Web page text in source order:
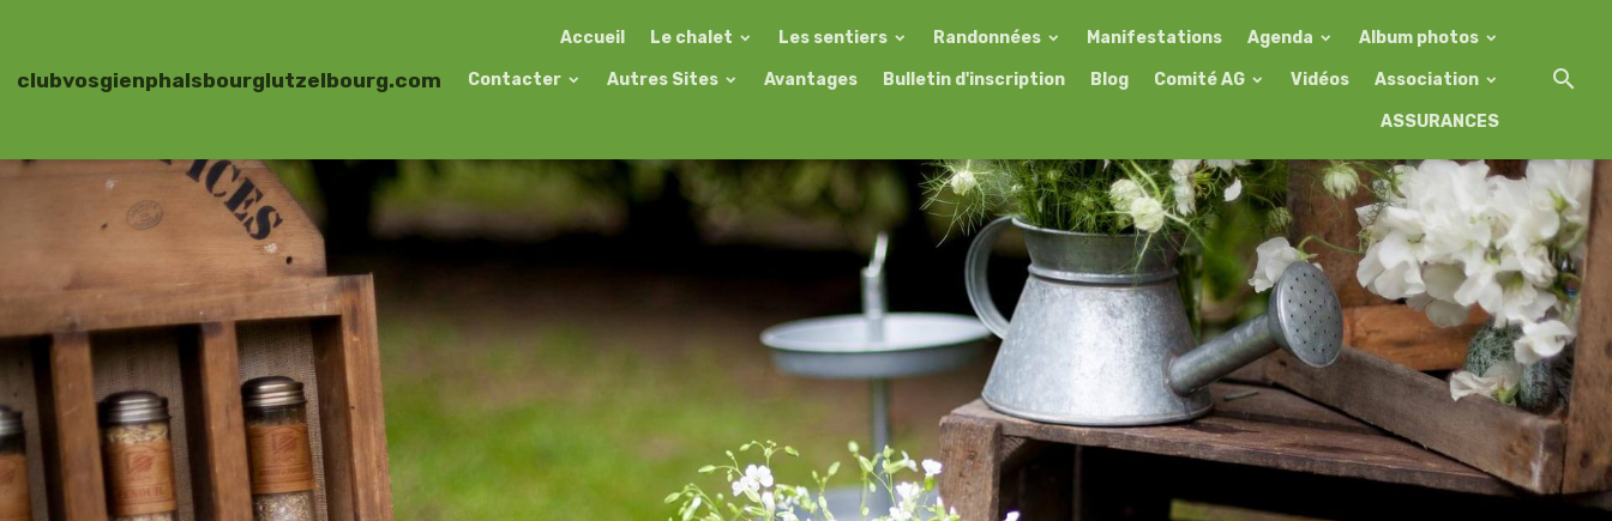
clubvosgienphalsbourglutzelbourg.com
Accueil Le chalet Les sentiers Randonnées Manifestations Agenda Album photos
Contacter Autres Sites Avantages Bulletin d'inscription Blog Comité AG Vidéos Association
ASSURANCES